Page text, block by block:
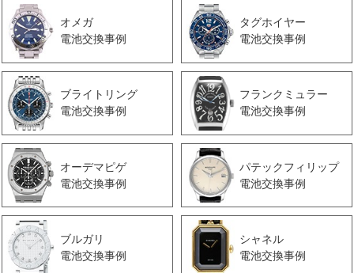
オメガ
電池交換事例
タグホイヤー
電池交換事例
ブライトリング
電池交換事例
フランクミュラー
電池交換事例
オーデマピゲ
電池交換事例
パテックフィリップ
電池交換事例
ブルガリ
電池交換事例
シャネル
電池交換事例